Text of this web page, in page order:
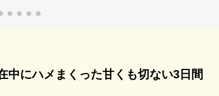
中にハメまくった甘くも切ない3日間